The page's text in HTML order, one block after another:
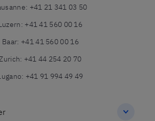
: +41 21 341 03 50
: +41 41 560 00 16
Baar: +41 41 560 00 16
: +41 44 254 20 70
: +41 91 994 49 49